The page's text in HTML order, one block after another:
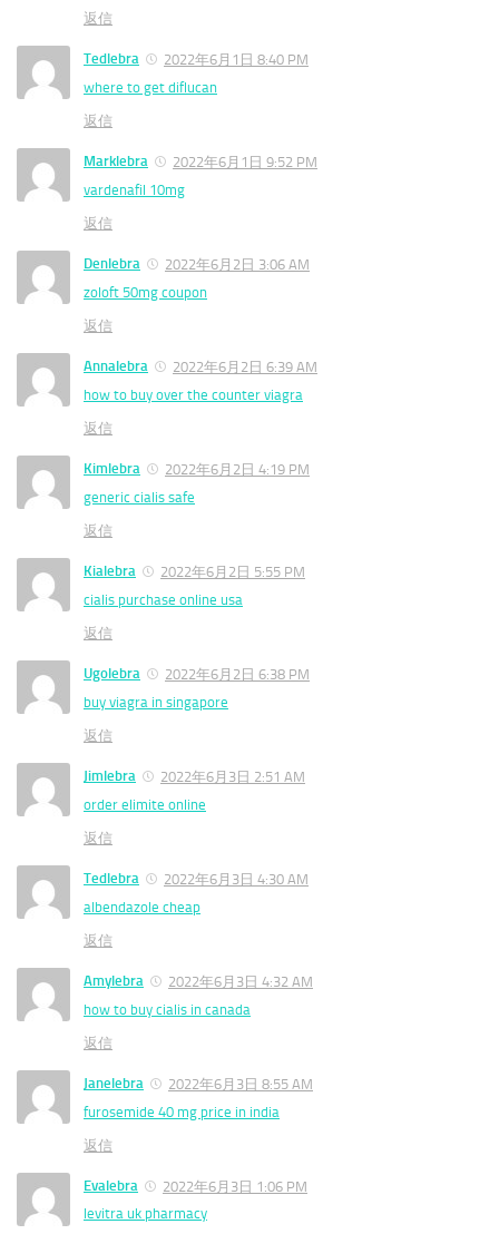
返信
Tedlebra
2022年6月1日 8:40 PM
where to get diflucan
返信
Marklebra
2022年6月1日 9:52 PM
vardenafil 10mg
返信
Denlebra
2022年6月2日 3:06 AM
zoloft 50mg coupon
返信
Annalebra
2022年6月2日 6:39 AM
how to buy over the counter viagra
返信
Kimlebra
2022年6月2日 4:19 PM
generic cialis safe
返信
Kialebra
2022年6月2日 5:55 PM
cialis purchase online usa
返信
Ugolebra
2022年6月2日 6:38 PM
buy viagra in singapore
返信
Jimlebra
2022年6月3日 2:51 AM
order elimite online
返信
Tedlebra
2022年6月3日 4:30 AM
albendazole cheap
返信
Amylebra
2022年6月3日 4:32 AM
how to buy cialis in canada
返信
Janelebra
2022年6月3日 8:55 AM
furosemide 40 mg price in india
返信
Evalebra
2022年6月3日 1:06 PM
levitra uk pharmacy